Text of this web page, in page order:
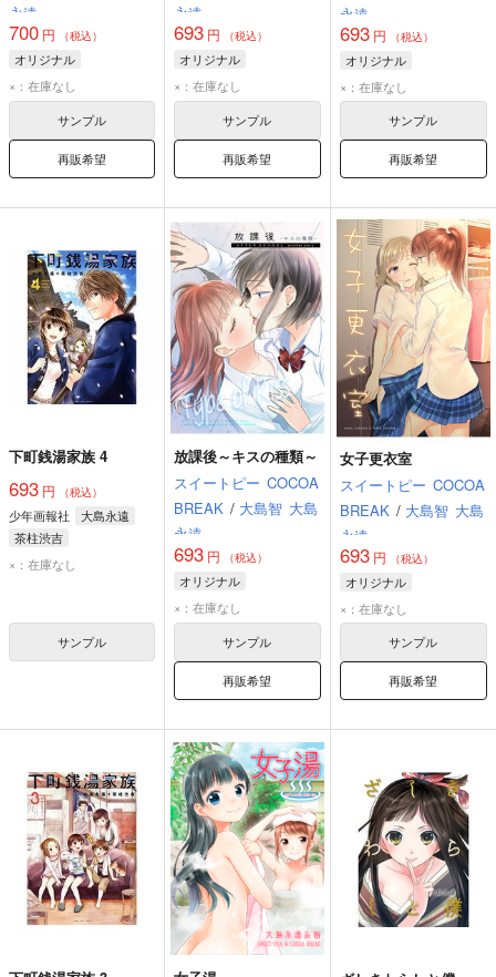
永遠
700 円 （税込）
オリジナル
×：在庫なし
サンプル
再販希望
永遠
693 円 （税込）
オリジナル
×：在庫なし
サンプル
再販希望
永遠
693円 （税込）
オリジナル
×：在庫なし
サンプル
再販希望
下町銭湯家族 4
693 円 （税込）
少年画報社
大島永遠
茶柱渋吉
×：在庫なし
サンプル
放課後～キスの種類～
スイートピー COCOA
BREAK / 大島智 大島
永遠
693 円 （税込）
オリジナル
×：在庫なし
サンプル
再販希望
女子更衣室
スイートピー COCOA
BREAK / 大島智 大島
永遠
693円 （税込）
オリジナル
×：在庫なし
サンプル
再販希望